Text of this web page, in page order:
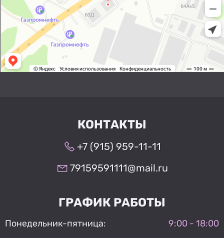
КОНТАКТЫ
+7 (915) 959-11-11
79159591111@mail.ru
ГРАФИК РАБОТЫ
Понедельник-пятница:
9:00 - 18:00